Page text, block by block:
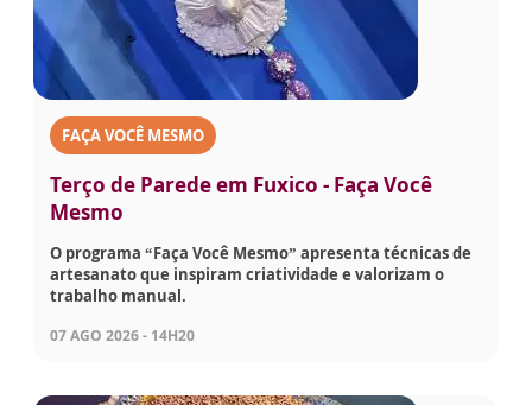
FAÇA VOCÊ MESMO
Terço de Parede em Fuxico - Faça Você
Mesmo
O programa “Faça Você Mesmo” apresenta técnicas de
artesanato que inspiram criatividade e valorizam o
trabalho manual.
07 AGO 2026 - 14H20